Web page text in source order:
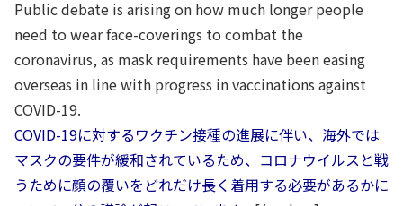
Public debate is arising on how much longer people
need to wear face-coverings to combat the
coronavirus, as mask requirements have been easing
overseas in line with progress in vaccinations against
COVID-19.
COVID-19に対するワクチン接種の進展に伴い、海外では
マスクの要件が緩和されているため、コロナウイルスと戦
うために顔の覆いをどれだけ長く着用する必要があるかに